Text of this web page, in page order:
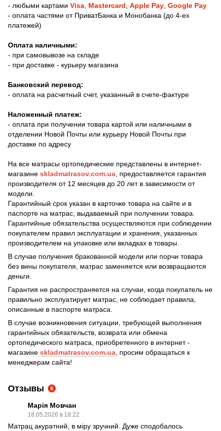
- любыми картами Visa Mastercard Apple Pay Google Pay
- оплата частями от ПриватБанка и Монобанка (до 4-ех
платежей)
Оплата наличными:
- при самовывозе на складе
- при доставке - курьеру магазина
Банковский перевод:
- оплата на расчетный счет, указанный в счете-фактуре
Наложенный платеж:
- оплата при получении товара картой или наличными в
отделении Новой Почты или курьеру Новой Почты при
доставке по адресу
На все матрасы ортопедические представлены в интернет-
магазине skladmatrasov.com.ua , предоставляется гарантия
производителя от 12 месяцев до 20 лет в зависимости от
модели.
Гарантийный срок указан в карточке товара на сайте и в
паспорте на матрас, выдаваемый при получении товара.
Гарантийные обязательства осуществляются при соблюдении
покупателем правил эксплуатации и хранения, указанных
производителем на упаковке или вкладках в товары.
В случае получения бракованной модели или порчи товара
без вины покупателя, матрас заменяется или возвращаются
деньги.
Гарантия не распространяется на случаи, когда покупатель не
правильно эксплуатирует матрас, не соблюдает правила,
описанные в паспорте матраса.
В случае возникновения ситуации, требующей выполнения
гарантийных обязательств, возврата или обмена
ортопедического матраса, приобретенного в интернет -
магазине skladmatrasov.com.ua , просим обращаться к
менеджерам сайта!
Отзывы 6
Марія Мовчан
18.05.2026 в 18:22
Матрац акуратний, в міру зручний. Дуже сподобалось